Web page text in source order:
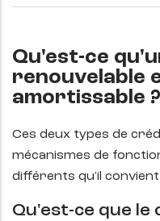
Qu'est-ce
renouvelable
amortissable ?
Ces deux types de
mécanismes de
différents qu'il convient
Qu'est-ce que le